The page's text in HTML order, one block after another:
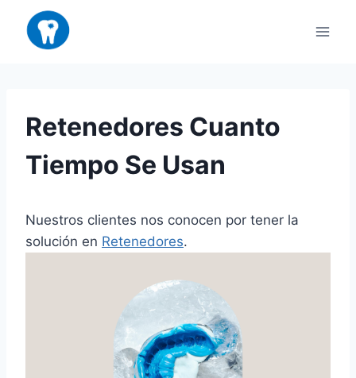
Saltar
contenido
Retenedores Cuanto
Tiempo Se Usan
Nuestros clientes nos conocen por tener la
solución en Retenedores.